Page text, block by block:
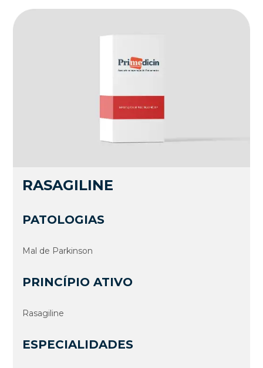
RASAGILINE
PATOLOGIAS
Mal de Parkinson
PRINCÍPIO ATIVO
Rasagiline
ESPECIALIDADES